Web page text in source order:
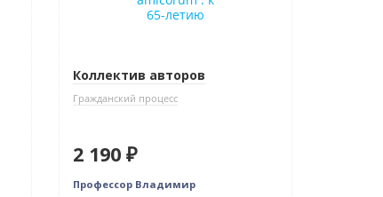
Коллектив авторов
Гражданский процесс
2 190 ₽
Профессор Владимир